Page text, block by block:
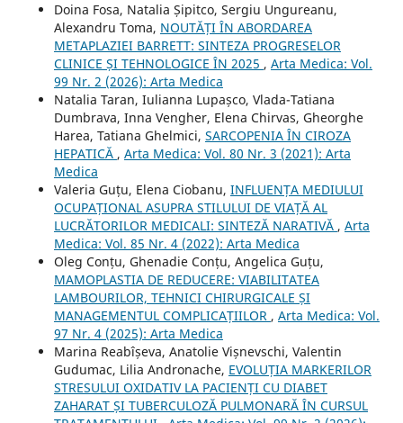
Doina Fosa, Natalia Șipitco, Sergiu Ungureanu,
Alexandru Toma, NOUTĂȚI ÎN ABORDAREA
METAPLAZIEI BARRETT: SINTEZA PROGRESELOR
CLINICE ȘI TEHNOLOGICE ÎN 2025 , Arta Medica: Vol.
99 Nr. 2 (2026): Arta Medica
Natalia Taran, Iulianna Lupașco, Vlada-Tatiana
Dumbrava, Inna Vengher, Elena Chirvas, Gheorghe
Harea, Tatiana Ghelmici, SARCOPENIA ÎN CIROZA
HEPATICĂ , Arta Medica: Vol. 80 Nr. 3 (2021): Arta
Medica
Valeria Guțu, Elena Ciobanu, INFLUENȚA MEDIULUI
OCUPAȚIONAL ASUPRA STILULUI DE VIAȚĂ AL
LUCRĂTORILOR MEDICALI: SINTEZĂ NARATIVĂ , Arta
Medica: Vol. 85 Nr. 4 (2022): Arta Medica
Oleg Conțu, Ghenadie Conțu, Angelica Guțu,
MAMOPLASTIA DE REDUCERE: VIABILITATEA
LAMBOURILOR, TEHNICI CHIRURGICALE ȘI
MANAGEMENTUL COMPLICAȚIILOR , Arta Medica: Vol.
97 Nr. 4 (2025): Arta Medica
Marina Reabîșeva, Anatolie Vișnevschi, Valentin
Gudumac, Lilia Andronache, EVOLUȚIA MARKERILOR
STRESULUI OXIDATIV LA PACIENȚI CU DIABET
ZAHARAT ȘI TUBERCULOZĂ PULMONARĂ ÎN CURSUL